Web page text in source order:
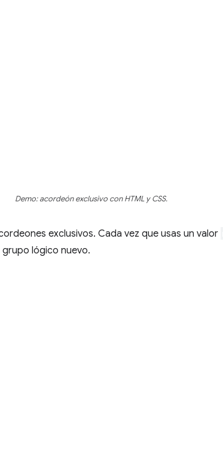
Demo: acordeón exclusivo con HTML y CSS.
exclusivos. Cada vez que usas un valor
grupo lógico nuevo.